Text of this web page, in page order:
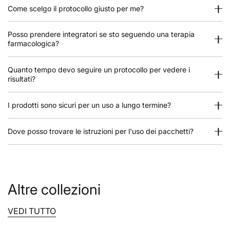
L-glutamina – amminoacido che ripristina l'integrità della
mucosa:5 g di polvere disciolta in acqua, al mattino a
stomaco vuoto.
Estratto di liquirizia deglicirrinato (DGL):
prima dei pasti: effetto calmante e protettivo.
2. Per ridurre l'infiammazione
Vitamina D3 + K2 + magnesio:aiuta a regolare l'immunità e
la guarigione.
Omega-3 liposomiale:effetto antinfiammatorio sistemico.
Il zeolite può essere benefico
meccanismi:
1. Neutralizzazione dell'acido gastrico
Come scelgo il protocollo giusto per me?
Posso prendere integratori se sto seguendo una terapia
farmacologica?
Quanto tempo devo seguire un protocollo per vedere i
risultati?
I prodotti sono sicuri per un uso a lungo termine?
Dove posso trovare le istruzioni per l'uso dei pacchetti?
Altre collezioni
VEDI TUTTO